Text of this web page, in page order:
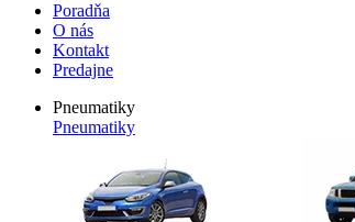
Poradňa
O nás
Kontakt
Predajne
Pneumatiky
Pneumatiky